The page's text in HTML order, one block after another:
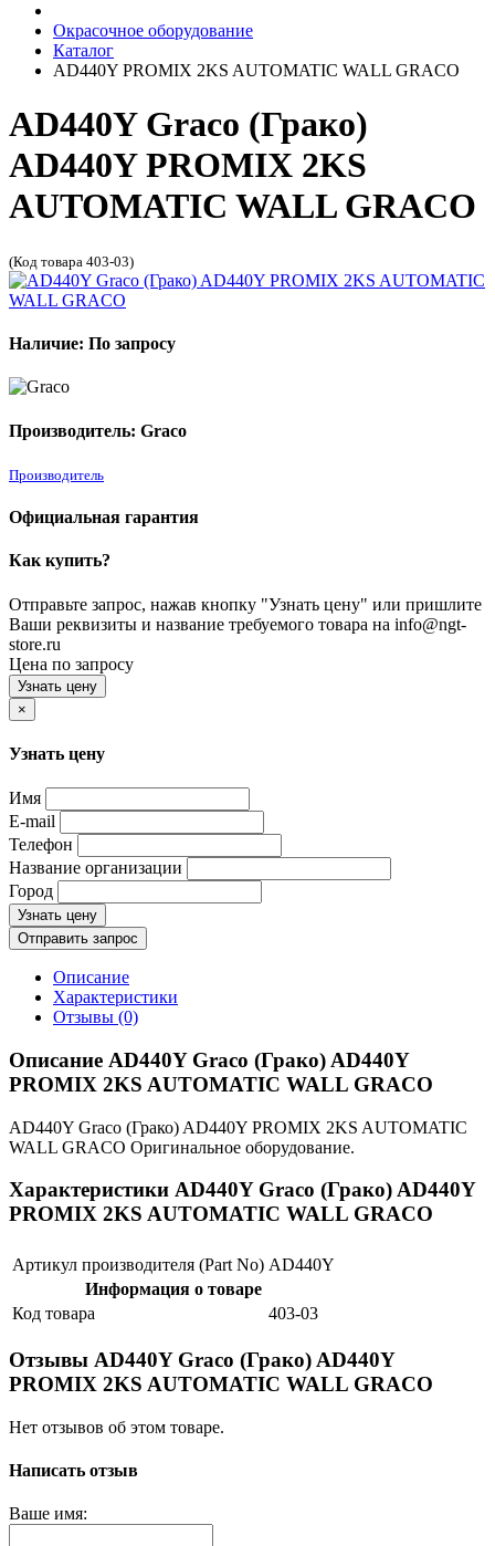
Окрасочное оборудование
Каталог
AD440Y PROMIX 2KS AUTOMATIC WALL GRACO
AD440Y Graco (Грако)
AD440Y PROMIX 2KS
AUTOMATIC WALL GRACO
(Код товара 403-03)
Наличие: По запросу
Производитель: Graco
Производитель
Официальная гарантия
Как купить?
Отправьте запрос, нажав кнопку "Узнать цену" или пришлите
Ваши реквизиты и название требуемого товара на info@ngt-
store.ru
Цена по запросу
Узнать цену
×
Узнать цену
Имя
E-mail
Телефон
Название организации
Город
Узнать цену
Отправить запрос
Описание
Характеристики
Отзывы (0)
Описание AD440Y Graco (Грако) AD440Y
PROMIX 2KS AUTOMATIC WALL GRACO
AD440Y Graco (Грако) AD440Y PROMIX 2KS AUTOMATIC
WALL GRACO Оригинальное оборудование.
Характеристики AD440Y Graco (Грако) AD440Y
PROMIX 2KS AUTOMATIC WALL GRACO
Артикул производителя (Part No) AD440Y
Информация о товаре
Код товара
403-03
Отзывы AD440Y Graco (Грако) AD440Y
PROMIX 2KS AUTOMATIC WALL GRACO
Нет отзывов об этом товаре.
Написать отзыв
Ваше имя: